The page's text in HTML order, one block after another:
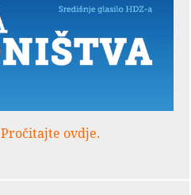
Pročitajte ovdje.